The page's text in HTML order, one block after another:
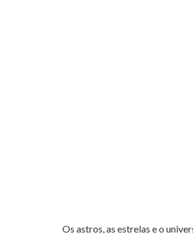
Os astros, as estrelas e o